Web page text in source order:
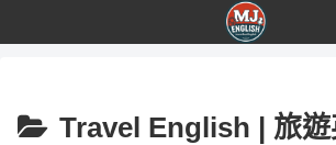
Travel English | 旅遊